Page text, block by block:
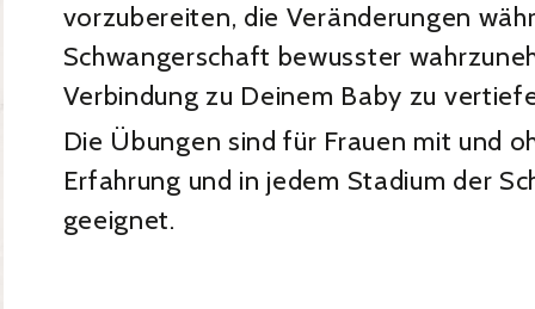
vorzubereiten, die Veränderungen
Schwangerschaft bewusster
Verbindung zu Deinem Baby zu
Die Übungen sind für Frauen mit und
Erfahrung und in jedem Stadium der
geeignet.